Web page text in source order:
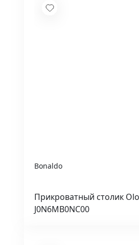
Bonaldo
Прикроватный столик
J0N6MB0NC00